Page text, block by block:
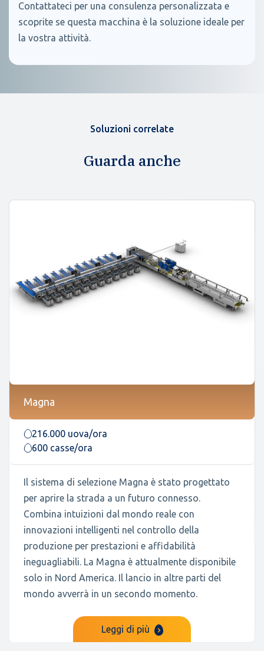
Contattateci per una consulenza personalizzata e
scoprite se questa macchina è la soluzione ideale per
la vostra attività.
Soluzioni correlate
Guarda anche
Magna
216.000 uova/ora
600 casse/ora
Il sistema di selezione Magna è stato progettato
per aprire la strada a un futuro connesso.
Combina intuizioni dal mondo reale con
innovazioni intelligenti nel controllo della
produzione per prestazioni e affidabilità
ineguagliabili. La Magna è attualmente disponibile
solo in Nord America. Il lancio in altre parti del
mondo avverrà in un secondo momento.
Leggi di più